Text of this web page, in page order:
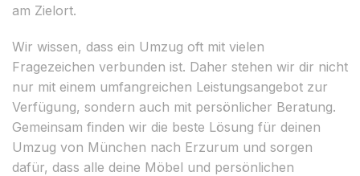
am Zielort.
Wir wissen, dass ein Umzug oft mit vielen
Fragezeichen verbunden ist. Daher stehen wir dir nicht
nur mit einem umfangreichen Leistungsangebot zur
Verfügung, sondern auch mit persönlicher Beratung.
Gemeinsam finden wir die beste Lösung für deinen
Umzug von München nach Erzurum und sorgen
dafür, dass alle deine Möbel und persönlichen